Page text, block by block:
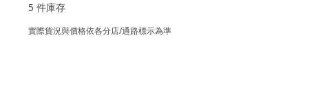
5 件庫存
實際貨況與價格依各分店/通路標示為準